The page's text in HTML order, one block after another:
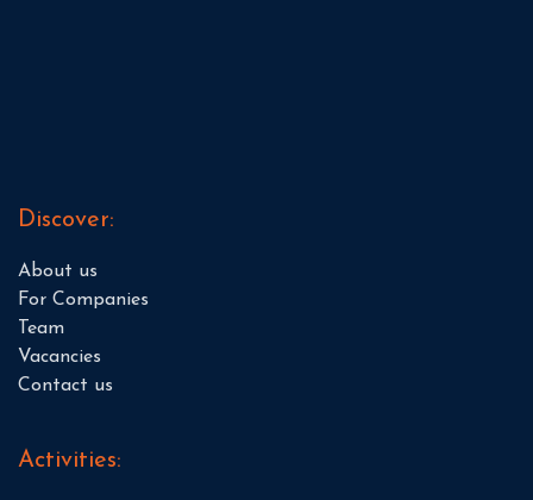
Discover:
About us
For Companies
Team
Vacancies
Contact us
Activities: